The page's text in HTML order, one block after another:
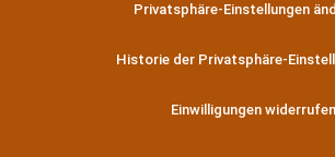
Privatsphäre-Einstellungen
Historie der Privatsphäre-
Einwilligungen widerrufen